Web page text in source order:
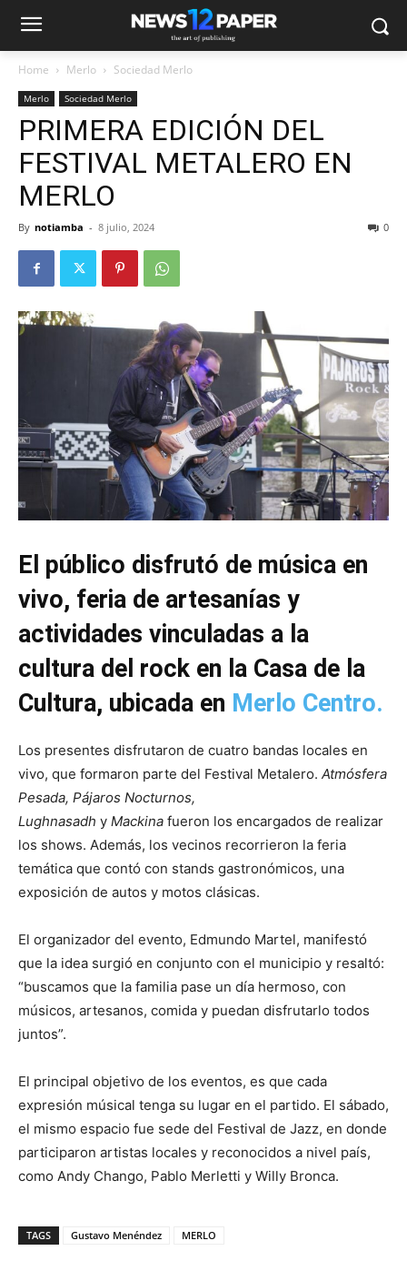
Home Merlo Sociedad Merlo
Merlo Sociedad Merlo
PRIMERA EDICIÓN DEL
FESTIVAL METALERO EN
MERLO
By notiamba - 8 julio, 2024 0
El público disfrutó de música en
vivo, feria de artesanías y
actividades vinculadas a la
cultura del rock en la Casa de la
Cultura, ubicada en Merlo Centro.
Los presentes disfrutaron de cuatro bandas locales en
vivo, que formaron parte del Festival Metalero. Atmósfera
Pesada, Pájaros Nocturnos,
Lughnasadh y Mackina fueron los encargados de realizar
los shows. Además, los vecinos recorrieron la feria
temática que contó con stands gastronómicos, una
exposición de autos y motos clásicas.
El organizador del evento, Edmundo Martel, manifestó
que la idea surgió en conjunto con el municipio y resaltó:
“buscamos que la familia pase un día hermoso, con
músicos, artesanos, comida y puedan disfrutarlo todos
juntos”.
El principal objetivo de los eventos, es que cada
expresión músical tenga su lugar en el partido. El sábado,
el mismo espacio fue sede del Festival de Jazz, en donde
participaron artistas locales y reconocidos a nivel país,
como Andy Chango, Pablo Merletti y Willy Bronca.
TAGS Gustavo Menéndez MERLO